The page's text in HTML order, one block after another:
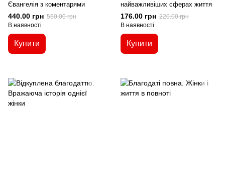
Євангелія з коментарями
440.00 грн 550.00 грн
В наявності
Купити
найважливіших сферах життя
176.00 грн 220.00 грн
В наявності
Купити